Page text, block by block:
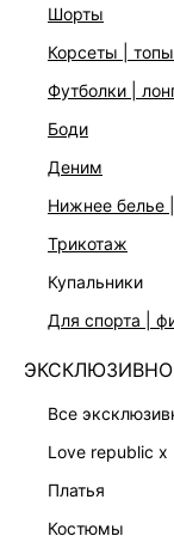
шорты
корсеты | топы
футболки |
боди
деним
нижнее
трикотаж
купальники
для спорта |
все
love republic x
платья
костюмы
Трикотаж с
Широкие
Три цвета:
На модели
стандартному
ДОСТАВКА И
Подробные